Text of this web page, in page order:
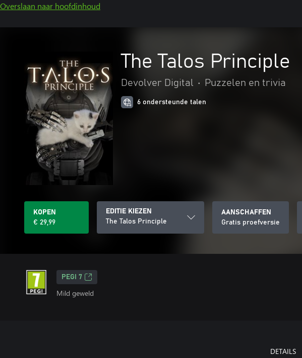
Overslaan naar hoofdinhoud
The Talos Principle
Devolver Digital • Puzzelen en trivia
6 ondersteunde talen
KOPEN
€ 29,99
EDITIE KIEZEN
The Talos Principle
AANSCHAFFEN
Gratis proefversie
PEGI 7
Mild geweld
DETAILS